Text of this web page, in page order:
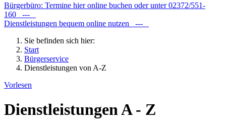
Bürgerbüro: Termine hier online buchen oder unter 02372/551-
160 ---
Dienstleistungen bequem online nutzen ---
Sie befinden sich hier:
Start
Bürgerservice
Dienstleistungen von A-Z
Vorlesen
Dienstleistungen A - Z